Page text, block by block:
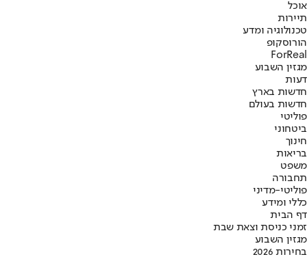
אוכל
תיירות
טכנולוגיה ומדע
הורוסקופ
ForReal
מגזין השבוע
דעות
חדשות בארץ
חדשות בעולם
פוליטי
ביטחוני
חינוך
בריאות
משפט
תחבורה
פוליטי-מדיני
כללי ומידע
דף הבית
זמני כניסת וצאת שבת
מגזין השבוע
בחירות 2026